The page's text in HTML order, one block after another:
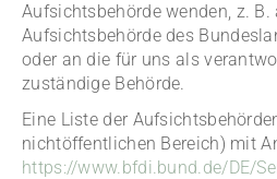
Aufsichtsbehörde wenden, z.
Aufsichtsbehörde des
oder an die für uns als
zuständige Behörde.
Eine Liste der
nichtöffentlichen Bereich) mit
https://www.bfdi.bund.de/DE/